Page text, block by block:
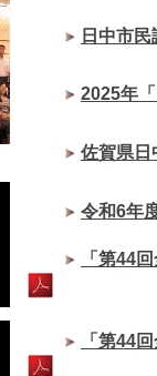
日中市
2025年
佐賀県日
令和6年
「第44
「第44